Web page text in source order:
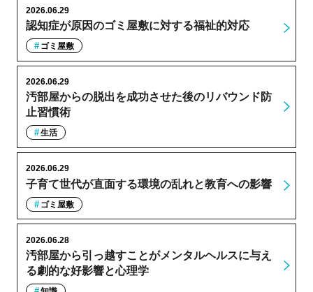
認知症が原因のゴミ屋敷に対する福祉的対応
2026.06.29
ゴミ屋敷
汚部屋からの脱出を成功させた後のリバウンド防
止習慣術
2026.06.29
生活
子育て世代が直面する環境の乱れと教育への影響
2026.06.29
ゴミ屋敷
汚部屋から引っ越すことがメンタルヘルスに与え
る劇的な好影響と心理学
2026.06.28